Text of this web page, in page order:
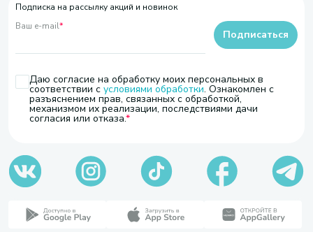
Подписка на рассылку акций и новинок
Ваш e-mail*
Даю согласие на обработку моих персональных в
соответствии с условиями обработки. Ознакомлен с
разъяснением прав, связанных с обработкой,
механизмом их реализации, последствиями дачи
согласия или отказа.
Подписаться